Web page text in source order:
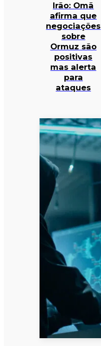
Irão: Omã
afirma que
negociações
sobre
Ormuz são
positivas
mas alerta
para
ataques